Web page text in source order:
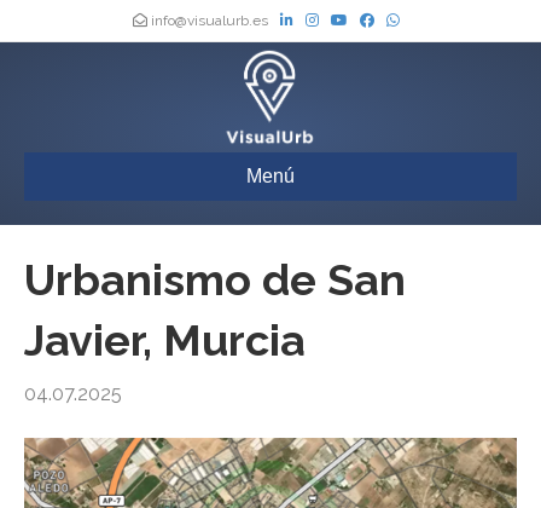
info@visualurb.es
Menú
Urbanismo de San
Javier, Murcia
04.07.2025